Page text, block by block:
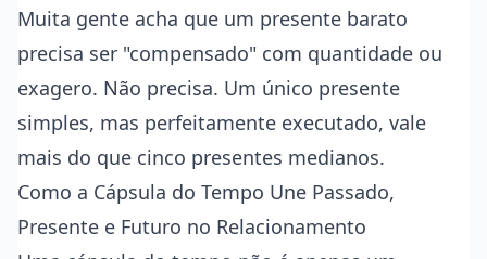
Muita gente acha que um presente barato
precisa ser "compensado" com quantidade ou
exagero. Não precisa. Um único presente
simples, mas perfeitamente executado, vale
mais do que cinco presentes medianos.
Como a Cápsula do Tempo Une Passado,
Presente e Futuro no Relacionamento